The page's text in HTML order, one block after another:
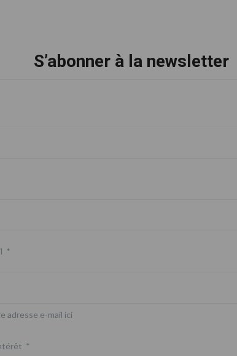
S’abonner à la newsletter
*
adresse e-mail ici
*